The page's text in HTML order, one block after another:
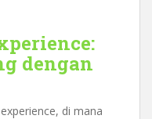
dengan
di mana